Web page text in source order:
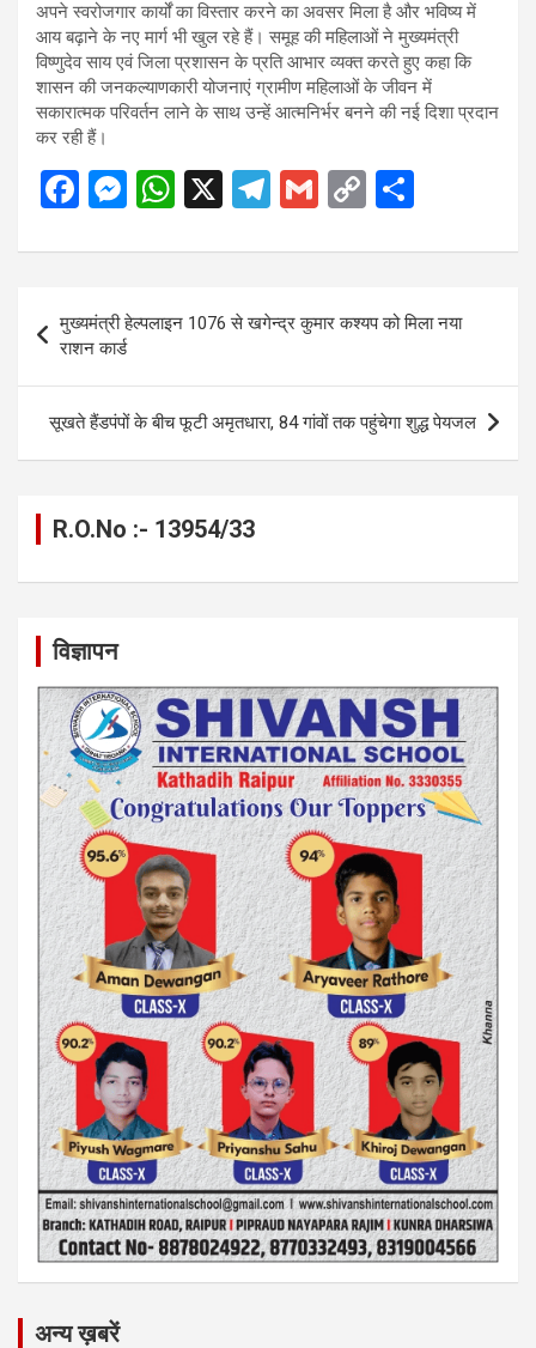
अपने स्वरोजगार कार्यों का विस्तार करने का अवसर मिला है और भविष्य में
आय बढ़ाने के नए मार्ग भी खुल रहे हैं। समूह की महिलाओं ने मुख्यमंत्री
विष्णुदेव साय एवं जिला प्रशासन के प्रति आभार व्यक्त करते हुए कहा कि
शासन की जनकल्याणकारी योजनाएं ग्रामीण महिलाओं के जीवन में
सकारात्मक परिवर्तन लाने के साथ उन्हें आत्मनिर्भर बनने की नई दिशा प्रदान
कर रही हैं।
F
ce
b
o
o
k
M
se
n
g
er
W
at
s
A
p
p
X
T
e
a
m
G
ail
C
py
Li
n
k
ar
e
navigation
मुख्यमंत्री हेल्पलाइन 1076 से खगेन्द्र कुमार कश्यप को मिला नया
राशन कार्ड
सूखते हैंडपंपों के बीच फूटी अमृतधारा, 84 गांवों तक पहुंचेगा शुद्ध पेयजल
R.O.No :- 13954/33
विज्ञापन
अन्य ख़बरें